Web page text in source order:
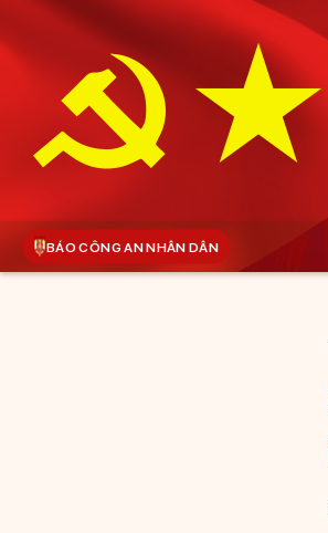
BÁO CÔNG AN NHÂN DÂN